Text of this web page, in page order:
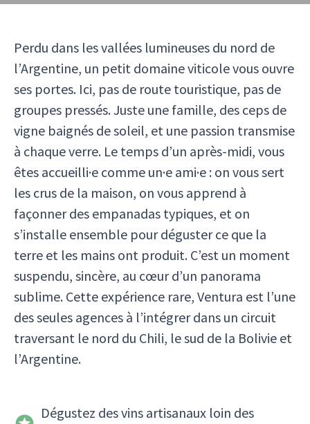
Perdu dans les vallées lumineuses du nord de
l’Argentine, un petit domaine viticole vous ouvre
ses portes. Ici, pas de route touristique, pas de
groupes pressés. Juste une famille, des ceps de
vigne baignés de soleil, et une passion transmise
à chaque verre. Le temps d’un après-midi, vous
êtes accueilli·e comme un·e ami·e : on vous sert
les crus de la maison, on vous apprend à
façonner des empanadas typiques, et on
s’installe ensemble pour déguster ce que la
terre et les mains ont produit. C’est un moment
suspendu, sincère, au cœur d’un panorama
sublime. Cette expérience rare, Ventura est l’une
des seules agences à l’intégrer dans un circuit
traversant le nord du Chili, le sud de la Bolivie et
l’Argentine.
Dégustez des vins artisanaux loin des